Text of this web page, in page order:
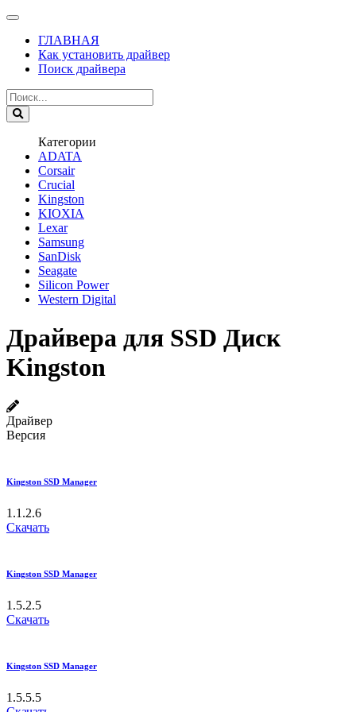
ГЛАВНАЯ
Как установить драйвер
Поиск драйвера
Категории
ADATA
Corsair
Crucial
Kingston
KIOXIA
Lexar
Samsung
SanDisk
Seagate
Silicon Power
Western Digital
Драйвера для SSD Диск
Kingston
Драйвер
Версия
Kingston SSD Manager
1.1.2.6
Скачать
Kingston SSD Manager
1.5.2.5
Скачать
Kingston SSD Manager
1.5.5.5